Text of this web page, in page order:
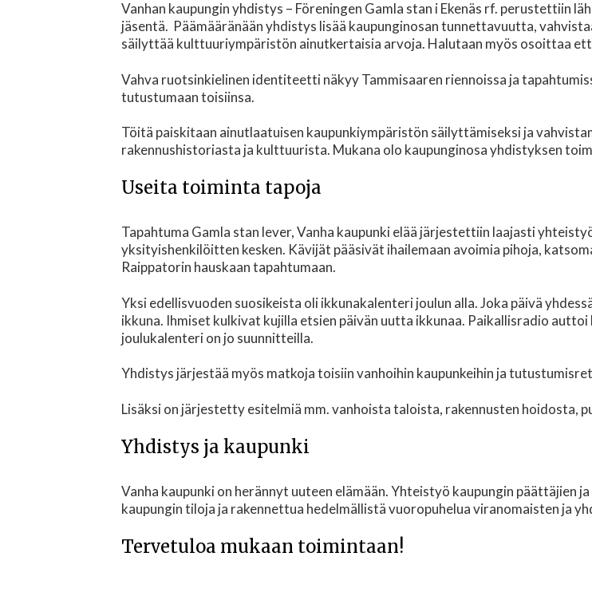
Vanhan kaupungin yhdistys – Föreningen Gamla stan i Ekenäs rf. perustettiin
jäsentä. Päämääränään yhdistys lisää kaupunginosan tunnettavuutta,
säilyttää kulttuuriympäristön ainutkertaisia arvoja. Halutaan myös osoittaa
Vahva ruotsinkielinen identiteetti näkyy Tammisaaren riennoissa ja
tutustumaan toisiinsa.
Töitä paiskitaan ainutlaatuisen kaupunkiympäristön säilyttämiseksi ja
rakennushistoriasta ja kulttuurista. Mukana olo kaupunginosa yhdistyksen
Useita toiminta tapoja
Tapahtuma Gamla stan lever, Vanha kaupunki elää järjestettiin laajasti
yksityishenkilöitten kesken. Kävijät pääsivät ihailemaan avoimia pihoja,
Raippatorin hauskaan tapahtumaan.
Yksi edellisvuoden suosikeista oli ikkunakalenteri joulun alla. Joka päivä
ikkuna. Ihmiset kulkivat kujilla etsien päivän uutta ikkunaa. Paikallisradio
joulukalenteri on jo suunnitteilla.
Yhdistys järjestää myös matkoja toisiin vanhoihin kaupunkeihin ja
Lisäksi on järjestetty esitelmiä mm. vanhoista taloista, rakennusten hoidosta,
Yhdistys ja kaupunki
Vanha kaupunki on herännyt uuteen elämään. Yhteistyö kaupungin päättäjien
kaupungin tiloja ja rakennettua hedelmällistä vuoropuhelua viranomaisten ja
Tervetuloa mukaan toimintaan!